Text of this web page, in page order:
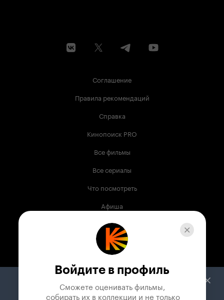
Соглашение
Правила рекомендаций
Справка
Кинопоиск PRO
Все фильмы
Все сериалы
Что посмотреть
Афиша
Музыка
Телепрограмма
Служба поддержки
Войдите в профиль
Сможете оценивать фильмы,
собирать их в коллекции и не только